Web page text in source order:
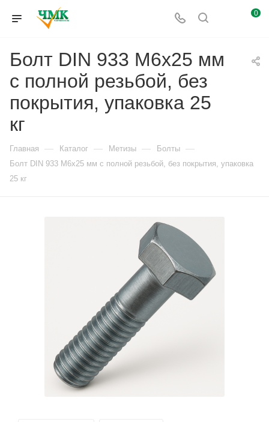
0
Болт DIN 933 М6х25 мм
с полной резьбой, без
покрытия, упаковка 25
кг
Главная — Каталог — Метизы — Болты —
Болт DIN 933 М6х25 мм с полной резьбой, без покрытия, упаковка
25 кг